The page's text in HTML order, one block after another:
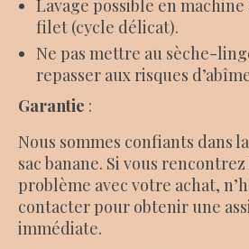
Lavage possible en machine
filet (cycle délicat).
Ne pas mettre au sèche-
repasser aux risques
Garantie :
Nous sommes confiants dans
sac banane. Si vous
problème avec votre achat,
contacter pour obtenir une
immédiate.